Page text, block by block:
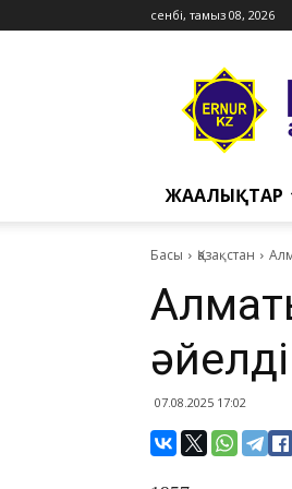
сенбі, тамыз 08, 2026
Ernur
Press
ЖАҢАЛЫҚТАР
Басы Қазақстан
07.08.2025 17:02